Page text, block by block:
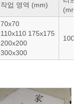
작업 영역 (mm)
70x70
110x110 175x175
200x200
300x300